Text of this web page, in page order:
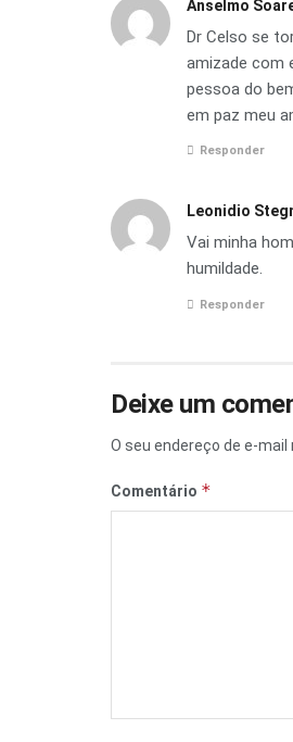
Anselmo
Dr Celso se
amizade com
pessoa do
em paz meu
Responder
Leonidio
Vai minha
humildade.
Responder
Deixe um
O seu endereço de e-mail
Comentário *